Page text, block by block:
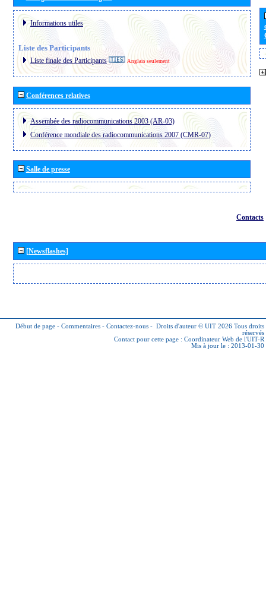
Informations utiles
Liste des Participants
Liste finale des Participants Anglais seulement
Conférences relatives
Assembée des radiocommunications 2003 (AR-03)
Conférence mondiale des radiocommunications 2007 (CMR-07)
Salle de presse
Contacts
[Newsflashes]
Début de page - Commentaires - Contactez-nous - Droits d'auteur © UIT 2026 Tous droits
réservés
Contact pour cette page : Coordinateur Web de l'UIT-R
Mis à jour le : 2013-01-30